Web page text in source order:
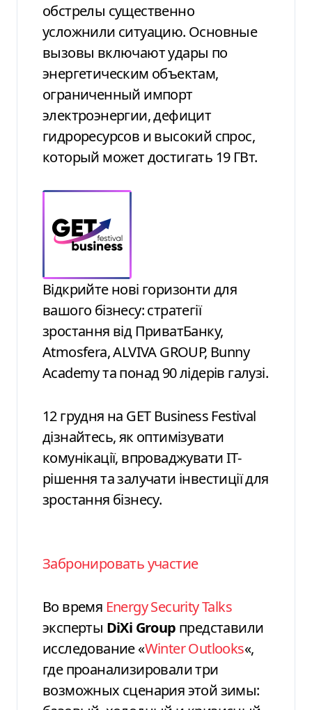
обстрелы существенно
усложнили ситуацию. Основные
вызовы включают удары по
энергетическим объектам,
ограниченный импорт
электроэнергии, дефицит
гидроресурсов и высокий спрос,
который может достигать 19 ГВт.
Відкрийте нові горизонти для
вашого бізнесу: стратегії
зростання від ПриватБанку,
Atmosfera, ALVIVA GROUP, Bunny
Academy та понад 90 лідерів галузі.
12 грудня на GET Business Festival
дізнайтесь, як оптимізувати
комунікації, впроваджувати ІТ-
рішення та залучати інвестиції для
зростання бізнесу.
Забронировать участие
Во время Energy Security Talks
эксперты DiXi Group представили
исследование «Winter Outlooks«,
где проанализировали три
возможных сценария этой зимы: